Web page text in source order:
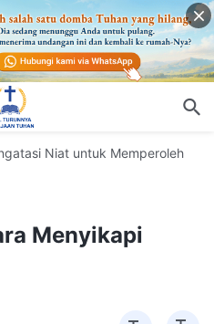
Niat untuk Memperoleh
Menyikapi